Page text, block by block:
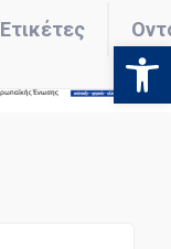
Ετικέτες